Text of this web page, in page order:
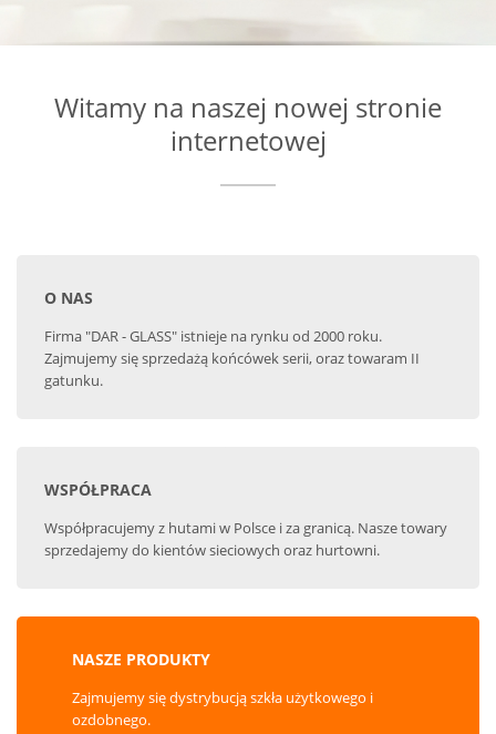
Witamy na naszej nowej stronie
internetowej
O NAS
Firma "DAR - GLASS" istnieje na rynku od 2000 roku.
Zajmujemy się sprzedażą końcówek serii, oraz towaram II
gatunku.
WSPÓŁPRACA
Współpracujemy z hutami w Polsce i za granicą. Nasze towary
sprzedajemy do kientów sieciowych oraz hurtowni.
NASZE PRODUKTY
Zajmujemy się dystrybucją szkła użytkowego i
ozdobnego.